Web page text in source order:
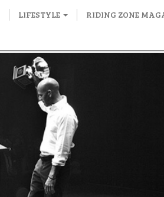
LIFESTYLE RIDING ZONE